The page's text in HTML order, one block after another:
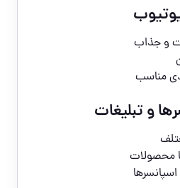
و جذاب
مناسب
و تبلیغات
محصولات